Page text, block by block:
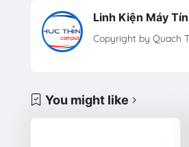
Linh Kiện Máy
Copyright by Quach
You might like